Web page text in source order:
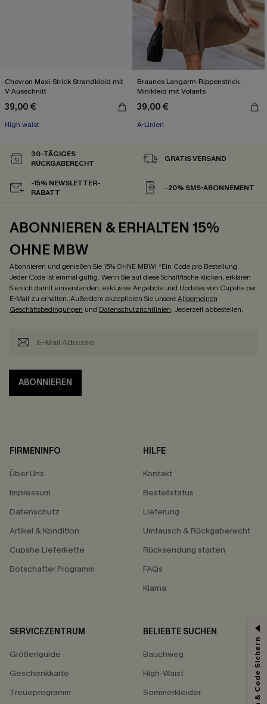
Chevron Maxi-Strick-Strandkleid mit
V-Ausschnitt
39,00 €
High waist
Braunes Langarm-Rippenstrick-
Minikleid mit Volants
39,00 €
A-Linien
30-TÄGIGES
RÜCKGABERECHT
GRATIS VERSAND
-15% NEWSLETTER-
RABATT
-20% SMS-ABONNEMENT
ABONNIEREN & ERHALTEN 15%
OHNE MBW
Abonnieren und genießen Sie 15% OHNE MBW! *Ein Code pro Bestellung.
Jeder Code ist einmal gültig. Wenn Sie auf diese Schaltfläche klicken, erklären
Sie sich damit einverstanden, exklusive Angebote und Updates von Cupshe per
E-Mail zu erhalten. Außerdem akzeptieren Sie unsereAllgemeinen
Geschäftsbedingungen und Datenschutzrichtlinien. Jederzeit abbestellen.
ABONNIEREN
FIRMENINFO
Über Uns
Impressum
Datenschutz
Artikel & Kondition
Cupshe Lieferkette
Botschafter Programm
HILFE
Kontakt
Bestellstatus
Lieferung
Umtausch & Rückgaberecht
Rücksendung starten
FAQs
Klarna
SERVICEZENTRUM
Größenguide
Geschenkkarte
Treueprogramm
BELIEBTE SUCHEN
Bauchweg
High-Waist
Sommerkleider
15% ERHALTEN
15% ohne MBW für E-Mail-Abonnenten.